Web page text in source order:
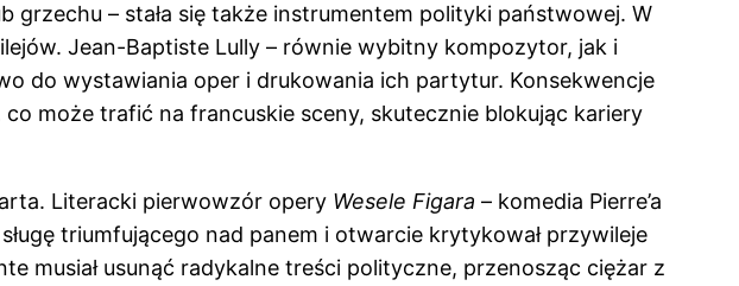
grzechu – stała się także instrumentem polityki państwowej. W
Jean-Baptiste Lully – równie wybitny kompozytor, jak i
do wystawiania oper i drukowania ich partytur. Konsekwencje
może trafić na francuskie sceny, skutecznie blokując kariery
Literacki pierwowzór opery Wesele Figara – komedia Pierre’a
triumfującego nad panem i otwarcie krytykował przywileje
musiał usunąć radykalne treści polityczne, przenosząc ciężar z